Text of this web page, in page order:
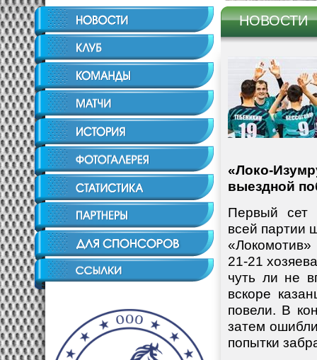
НОВОСТИ
«Локо-
выездной
Первый сет
всей партии
21-21
чуть ли не
вскоре
повели. В
затем
попытки